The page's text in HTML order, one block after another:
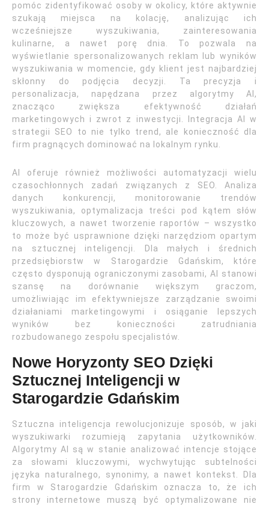
pomóc zidentyfikować osoby w okolicy, które aktywnie
szukają miejsca na kolację, analizując ich
wcześniejsze wyszukiwania, zainteresowania
kulinarne, a nawet porę dnia. To pozwala na
wyświetlanie spersonalizowanych reklam lub wyników
wyszukiwania w momencie, gdy klient jest najbardziej
skłonny do podjęcia decyzji. Ta precyzja i
personalizacja, napędzana przez algorytmy AI,
znacząco zwiększa efektywność działań
marketingowych i zwrot z inwestycji. Integracja AI w
strategii SEO to nie tylko trend, ale konieczność dla
firm pragnących dominować na lokalnym rynku.
AI oferuje również możliwości automatyzacji wielu
czasochłonnych zadań związanych z SEO. Analiza
danych konkurencji, monitorowanie trendów
wyszukiwania, optymalizacja treści pod kątem słów
kluczowych, a nawet tworzenie raportów – wszystko
to może być usprawnione dzięki narzędziom opartym
na sztucznej inteligencji. Dla małych i średnich
przedsiębiorstw w Starogardzie Gdańskim, które
często dysponują ograniczonymi zasobami, AI stanowi
szansę na dorównanie większym graczom,
umożliwiając im efektywniejsze zarządzanie swoimi
działaniami marketingowymi i osiąganie lepszych
wyników bez konieczności zatrudniania
rozbudowanego zespołu specjalistów.
Nowe Horyzonty SEO Dzięki
Sztucznej Inteligencji w
Starogardzie Gdańskim
Sztuczna inteligencja rewolucjonizuje sposób, w jaki
wyszukiwarki rozumieją zapytania użytkowników.
Algorytmy AI są w stanie analizować intencje stojące
za słowami kluczowymi, wychwytując subtelności
języka naturalnego, synonimy, a nawet kontekst. Dla
firm w Starogardzie Gdańskim oznacza to, że ich
strony internetowe muszą być optymalizowane nie